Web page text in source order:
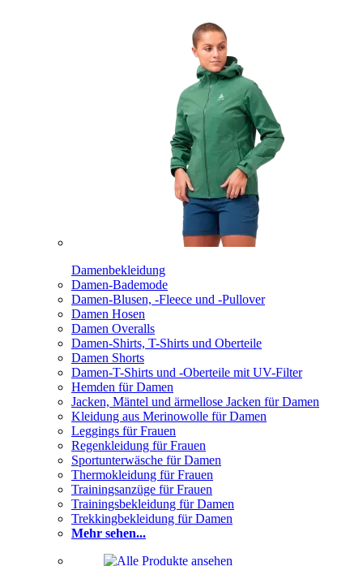
Damenbekleidung
Damen-Bademode
Damen-Blusen, -Fleece und -Pullover
Damen Hosen
Damen Overalls
Damen-Shirts, T-Shirts und Oberteile
Damen Shorts
Damen-T-Shirts und -Oberteile mit UV-Filter
Hemden für Damen
Jacken, Mäntel und ärmellose Jacken für Damen
Kleidung aus Merinowolle für Damen
Leggings für Frauen
Regenkleidung für Frauen
Sportunterwäsche für Damen
Thermokleidung für Frauen
Trainingsanzüge für Frauen
Trainingsbekleidung für Damen
Trekkingbekleidung für Damen
Mehr sehen...